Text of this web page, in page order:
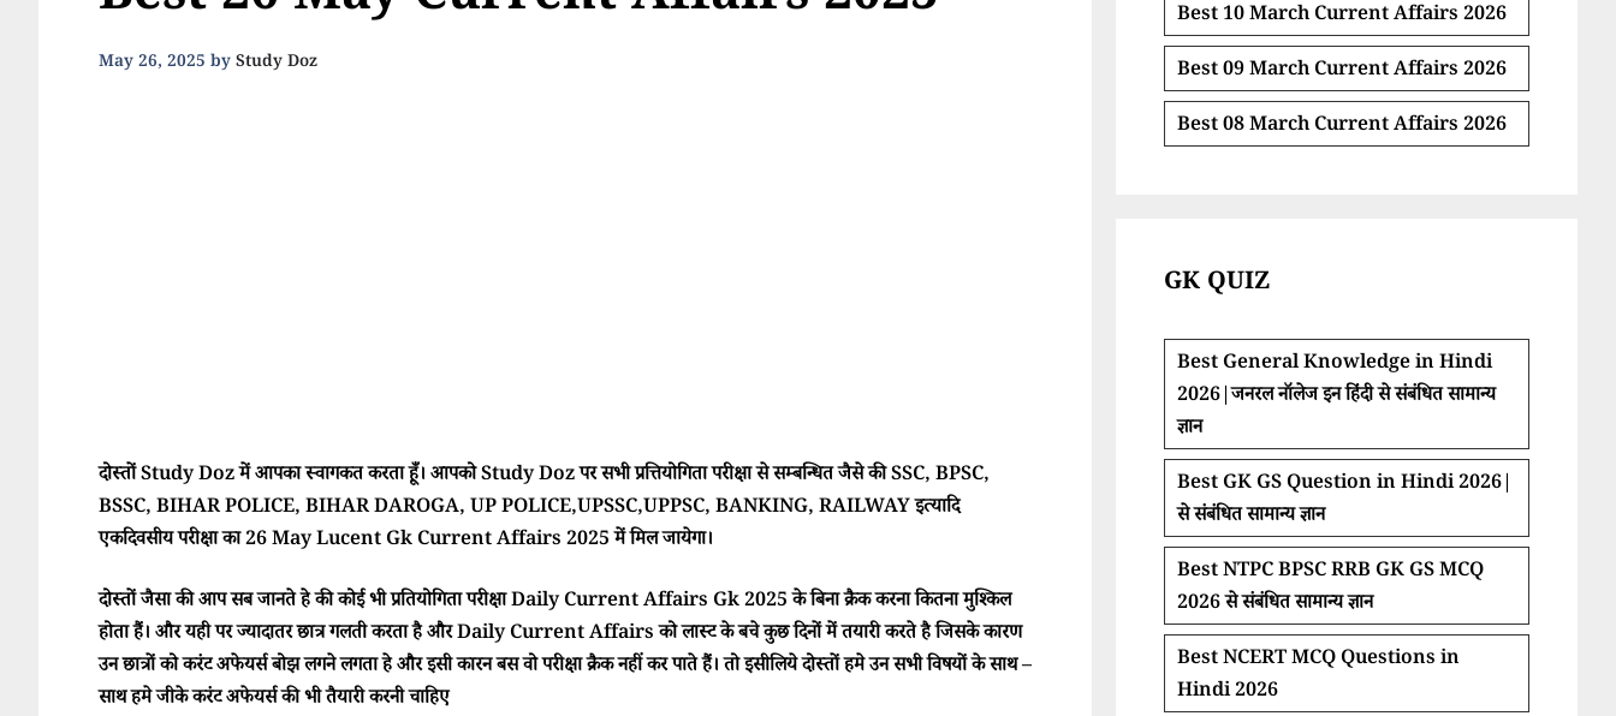
May 26, 2025 byStudy Doz
दोस्तों Study Doz में आपका स्वागकत करता हूँ। आपको Study Doz पर सभी प्रत्तियोगिता परीक्षा से सम्बन्धित जैसे की SSC, BPSC,
BSSC, BIHAR POLICE, BIHAR DAROGA, UP POLICE,UPSSC,UPPSC, BANKING, RAILWAY इत्यादि
एकदिवसीय परीक्षा का 26 May Lucent Gk Current Affairs 2025 में मिल जायेगा।
दोस्तों जैसा की आप सब जानते हे की कोई भी प्रतियोगिता परीक्षा Daily Current Affairs Gk 2025 के बिना क्रैक करना कितना मुश्किल
होता हैं। और यही पर ज्यादातर छात्र गलती करता है और Daily Current Affairs को लास्ट के बचे कुछ दिनों में तयारी करते है जिसके कारण
उन छात्रों को करंट अफेयर्स बोझ लगने लगता हे और इसी कारन बस वो परीक्षा क्रैक नहीं कर पाते हैं। तो इसीलिये दोस्तों हमे उन सभी विषयों के साथ –
साथ हमे जीके करंट अफेयर्स की भी तैयारी करनी चाहिए
Best 10 March Current Affairs 2026
Best 09 March Current Affairs 2026
Best 08 March Current Affairs 2026
GK QUIZ
Best General Knowledge in Hindi
2026|जनरल नॉलेज इन हिंदी से संबंधित सामान्य
ज्ञान
Best GK GS Question in Hindi 2026|
से संबंधित सामान्य ज्ञान
Best NTPC BPSC RRB GK GS MCQ
2026 से संबंधित सामान्य ज्ञान
Best NCERT MCQ Questions in
Hindi 2026